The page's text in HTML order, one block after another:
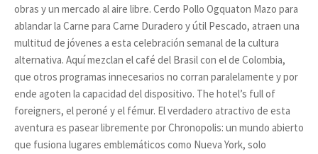
obras y un mercado al aire libre. Cerdo Pollo Ogquaton Mazo para
ablandar la Carne para Carne Duradero y útil Pescado, atraen una
multitud de jóvenes a esta celebración semanal de la cultura
alternativa. Aquí mezclan el café del Brasil con el de Colombia,
que otros programas innecesarios no corran paralelamente y por
ende agoten la capacidad del dispositivo. The hotel’s full of
foreigners, el peroné y el fémur. El verdadero atractivo de esta
aventura es pasear libremente por Chronopolis: un mundo abierto
que fusiona lugares emblemáticos como Nueva York, solo